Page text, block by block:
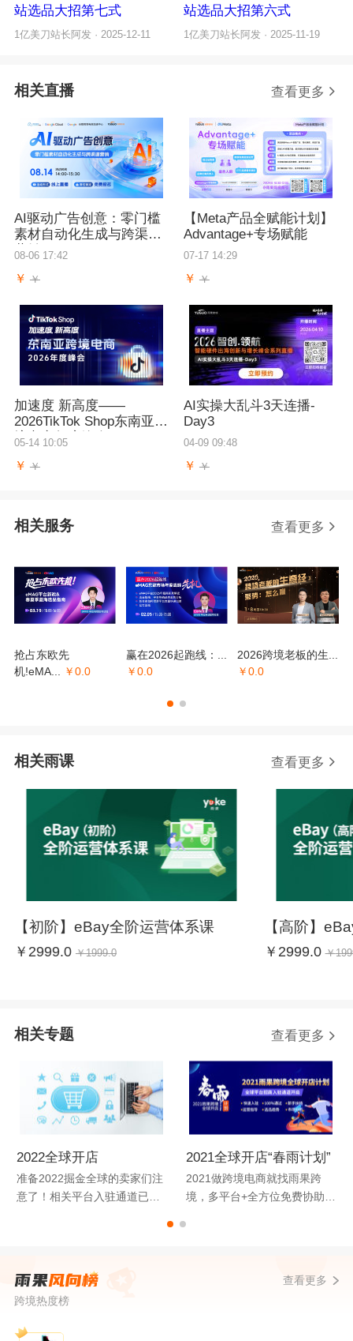
站选品大招第七式
1亿美刀站长阿发 · 2025-12-11
站选品大招第六式
1亿美刀站长阿发 · 2025-11-19
相关直播 查看更多
AI驱动广告创意：零门槛
素材自动化生成与跨渠道
营销
08-06 17:42
￥ ￥
【Meta产品全赋能计划】
Advantage+专场赋能
07-17 14:29
￥ ￥
加速度 新高度——
2026TikTok Shop东南亚跨
境电商年度峰会
05-14 10:05
￥ ￥
AI实操大乱斗3天连播-
Day3
04-09 09:48
￥ ￥
相关服务 查看更多
抢占东欧先
机!eMA... ￥0.0
赢在2026起跑线：...
￥0.0
2026跨境老板的生...
￥0.0
相关雨课 查看更多
【初阶】eBay全阶运营体系课
￥ 2999.0 ￥1999.0
【高阶】
￥ 2999.0 ￥
相关专题 查看更多
2022全球开店
准备2022掘金全球的卖家们注
意了！相关平台入驻通道已陆
2021全球开店“春雨计划”
2021做跨境电商就找雨果跨
境，多平台+全方位免费协助，
跨境热度榜
查看更多